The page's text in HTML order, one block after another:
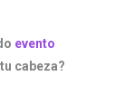
evento
cabeza?